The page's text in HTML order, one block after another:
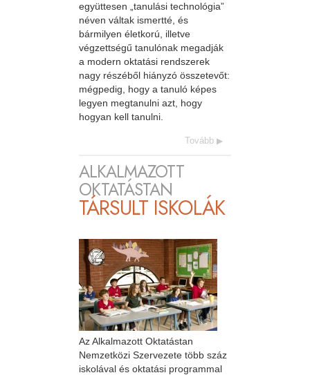
együttesen „tanulási technológia”
néven váltak ismertté, és
bármilyen életkorú, illetve
végzettségű tanulónak megadják
a modern oktatási rendszerek
nagy részéből hiányzó összetevőt:
mégpedig, hogy a tanuló képes
legyen megtanulni azt, hogy
hogyan kell tanulni.
Tovább
ALKALMAZOTT
OKTATÁSTAN
TÁRSULT ISKOLÁK
Az Alkalmazott Oktatástan
Nemzetközi Szervezete több száz
iskolával és oktatási programmal